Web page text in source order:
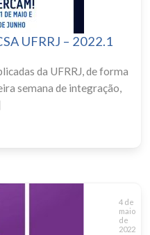
UFRRJ – 2022.1
da UFRRJ, de forma
semana de integração,
4 de
maio
de
2022